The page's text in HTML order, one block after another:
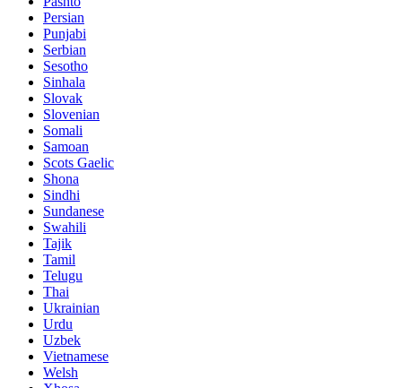
Persian
Punjabi
Serbian
Sesotho
Sinhala
Slovak
Slovenian
Somali
Samoan
Scots Gaelic
Shona
Sindhi
Sundanese
Swahili
Tajik
Tamil
Telugu
Thai
Ukrainian
Urdu
Uzbek
Vietnamese
Welsh